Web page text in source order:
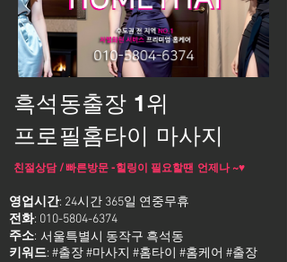
흑석동출장 1위
프로필홈타이 마사지
친절상담 / 빠른방문 -힐링이 필요할땐 언제나 ~♥
영업시간: 24시간 365일 연중무휴
전화: 010-5804-6374
주소:
키워드: #출장 #마사지 #홈타이 #홈케어 #출장
서울특별시 동작구 흑석동